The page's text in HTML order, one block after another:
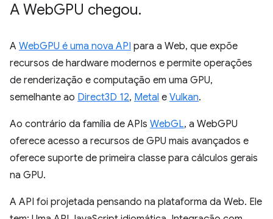
A WebGPU chegou.
A WebGPU é uma nova API para a Web, que expõe
recursos de hardware modernos e permite operações
de renderização e computação em uma GPU,
semelhante ao Direct3D 12, Metal e Vulkan.
Ao contrário da família de APIs WebGL, a WebGPU
oferece acesso a recursos de GPU mais avançados e
oferece suporte de primeira classe para cálculos gerais
na GPU.
A API foi projetada pensando na plataforma da Web. Ele